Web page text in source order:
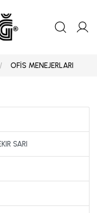
OFİS MENEJERLARI
SARI